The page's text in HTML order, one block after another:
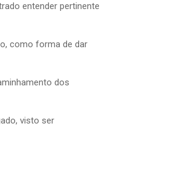
entender pertinente
como forma de dar
dos
visto ser